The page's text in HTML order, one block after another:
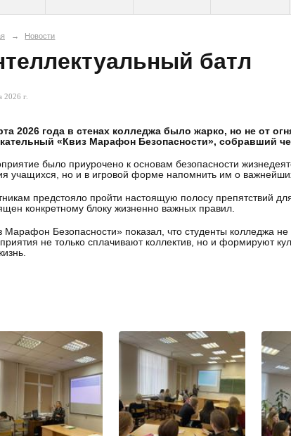
→ Новости
батл
2026 г.
2026 года в стенах колледжа было жарко, но не от
«Квиз Марафон Безопасности», собравший
было приурочено к основам безопасности
учащихся, но и в игровой форме напомнить им о
предстояло пройти настоящую полосу препятствий
конкретному блоку жизненно важных правил.
Марафон Безопасности» показал, что студенты колледжа
не только сплачивают коллектив, но и формируют